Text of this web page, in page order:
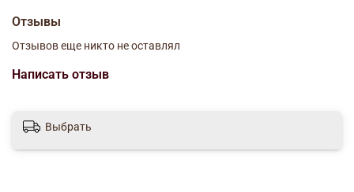
Отзывы
Отзывов еще никто не оставлял
Написать отзыв
Выбрать